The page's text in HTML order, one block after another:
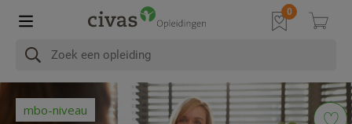
mbo-niveau
In het kort Na afronding Programma Diploma &